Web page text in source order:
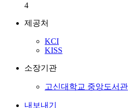
4
제공처
KCI
KISS
소장기관
고신대학교 중앙도서관
내보내기